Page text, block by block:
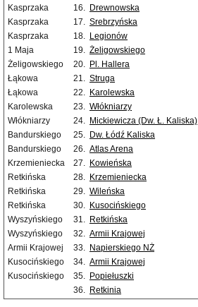
Kasprzaka
16. Drewnowska
Kasprzaka
17. Srebrzyńska
Kasprzaka
18. Legionów
1 Maja
19. Żeligowskiego
Żeligowskiego
20. Pl. Hallera
Łąkowa
21. Struga
Łąkowa
22. Karolewska
Karolewska
23. Włókniarzy
Włókniarzy
24. Mickiewicza (Dw. Ł. Kaliska)
Bandurskiego
25. Dw. Łódź Kaliska
Bandurskiego
26. Atlas Arena
Krzemieniecka
27. Kowieńska
Retkińska
28. Krzemieniecka
Retkińska
29. Wileńska
Retkińska
30. Kusocińskiego
Wyszyńskiego
31. Retkińska
Wyszyńskiego
32. Armii Krajowej
Armii Krajowej
33. Napierskiego NŻ
Kusocińskiego
34. Armii Krajowej
Kusocińskiego
35. Popiełuszki
36. Retkinia